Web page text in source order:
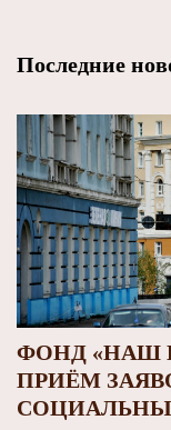
Последние
ФОНД «НАШ
ПРИЁМ